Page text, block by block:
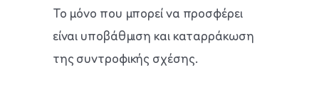
Το μόνο που μπορεί να προσφέρει
είναι υποβάθμιση και καταρράκωση
της συντροφικής σχέσης.